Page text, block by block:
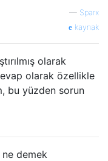
— Sparx
kaynak
olarak
olarak özellikle
bu yüzden sorun
demek